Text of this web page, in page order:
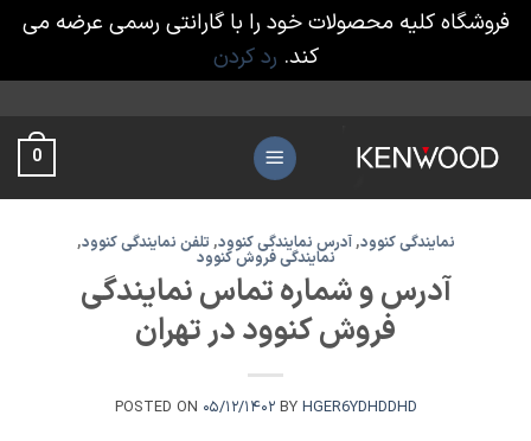
فروشگاه کلیه محصولات خود را با گارانتی رسمی عرضه می
کند. رد کردن
content
0
نمایندگی کنوود,آدرس نمایندگی کنوود, تلفن نمایندگی کنوود,
نمایندگی فروش کنوود
آدرس و شماره تماس نمایندگی
فروش کنوود در تهران
POSTED ON ۰۵/۱۲/۱۴۰۲ BY HGER6YDHDDHD